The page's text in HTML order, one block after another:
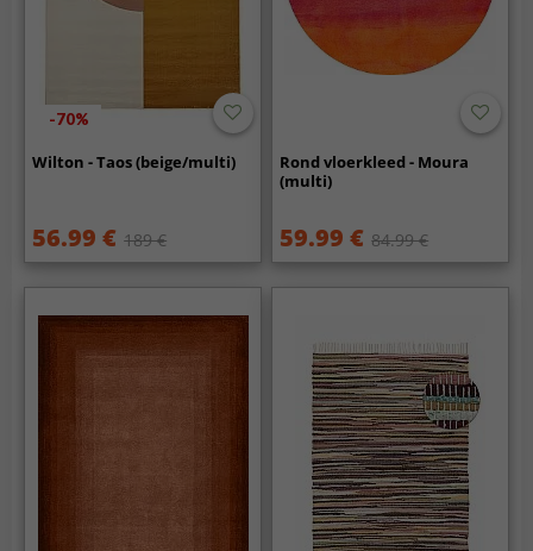
-70%
Wilton - Taos (beige/multi)
56.99 € 189 €
Rond vloerkleed - Moura
(multi)
59.99 € 84.99 €